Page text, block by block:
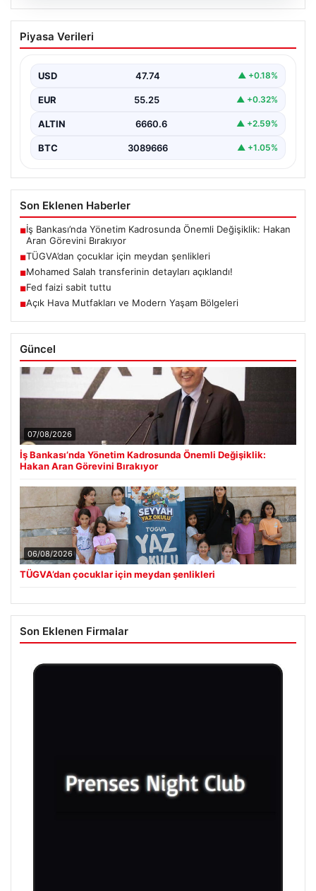
TÜGVA’dan çocuklar için meydan
şenlikleri
Piyasa Verileri
USD 47.74 ▲ +0.18%
EUR 55.25 ▲ +0.32%
ALTIN 6660.6 ▲ +2.59%
BTC 3089666 ▲ +1.05%
Son Eklenen Haberler
■İş Bankası’nda Yönetim Kadrosunda Önemli Değişiklik: Hakan
Aran Görevini Bırakıyor
■TÜGVA’dan çocuklar için meydan şenlikleri
■Mohamed Salah transferinin detayları açıklandı!
■Fed faizi sabit tuttu
■Açık Hava Mutfakları ve Modern Yaşam Bölgeleri
Güncel
07/08/2026
İş Bankası’nda Yönetim Kadrosunda Önemli Değişiklik:
Hakan Aran Görevini Bırakıyor
06/08/2026
TÜGVA’dan çocuklar için meydan şenlikleri
Son Eklenen Firmalar